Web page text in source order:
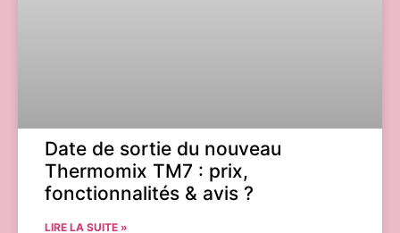
Date de sortie du nouveau
Thermomix TM7 : prix,
fonctionnalités & avis ?
LIRE LA SUITE »